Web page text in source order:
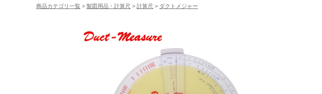
商品カテゴリ一覧 > 製図用品・計算尺 > 計算尺 > ダクトメジャー